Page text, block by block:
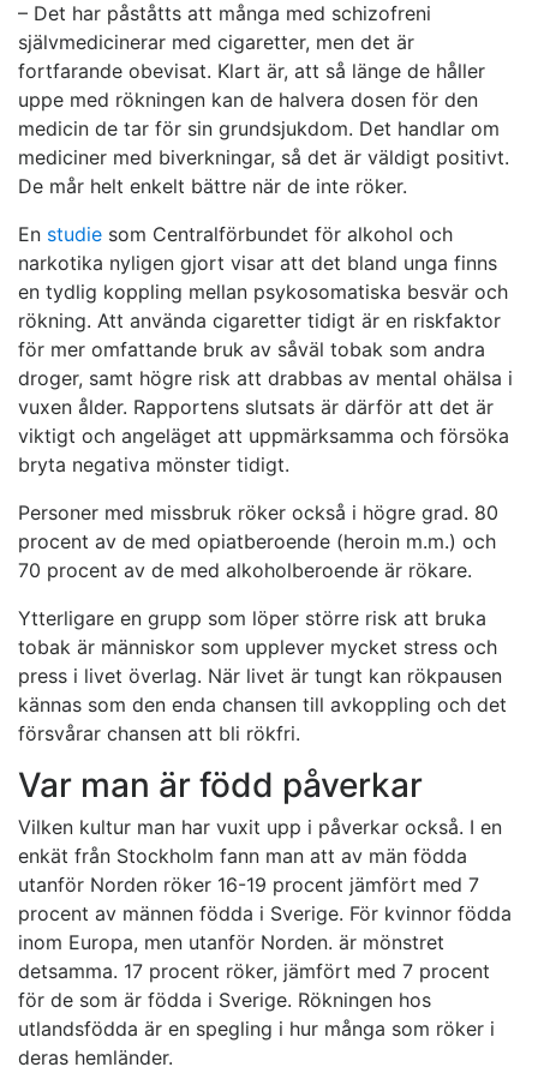
– Det har påståtts att många med schizofreni
självmedicinerar med cigaretter, men det är
fortfarande obevisat. Klart är, att så länge de håller
uppe med rökningen kan de halvera dosen för den
medicin de tar för sin grundsjukdom. Det handlar om
mediciner med biverkningar, så det är väldigt positivt.
De mår helt enkelt bättre när de inte röker.
En studie som Centralförbundet för alkohol och
narkotika nyligen gjort visar att det bland unga finns
en tydlig koppling mellan psykosomatiska besvär och
rökning. Att använda cigaretter tidigt är en riskfaktor
för mer omfattande bruk av såväl tobak som andra
droger, samt högre risk att drabbas av mental ohälsa i
vuxen ålder. Rapportens slutsats är därför att det är
viktigt och angeläget att uppmärksamma och försöka
bryta negativa mönster tidigt.
Personer med missbruk röker också i högre grad. 80
procent av de med opiatberoende (heroin m.m.) och
70 procent av de med alkoholberoende är rökare.
Ytterligare en grupp som löper större risk att bruka
tobak är människor som upplever mycket stress och
press i livet överlag. När livet är tungt kan rökpausen
kännas som den enda chansen till avkoppling och det
försvårar chansen att bli rökfri.
Var man är född påverkar
Vilken kultur man har vuxit upp i påverkar också. I en
enkät från Stockholm fann man att av män födda
utanför Norden röker 16-19 procent jämfört med 7
procent av männen födda i Sverige. För kvinnor födda
inom Europa, men utanför Norden. är mönstret
detsamma. 17 procent röker, jämfört med 7 procent
för de som är födda i Sverige. Rökningen hos
utlandsfödda är en spegling i hur många som röker i
deras hemländer.